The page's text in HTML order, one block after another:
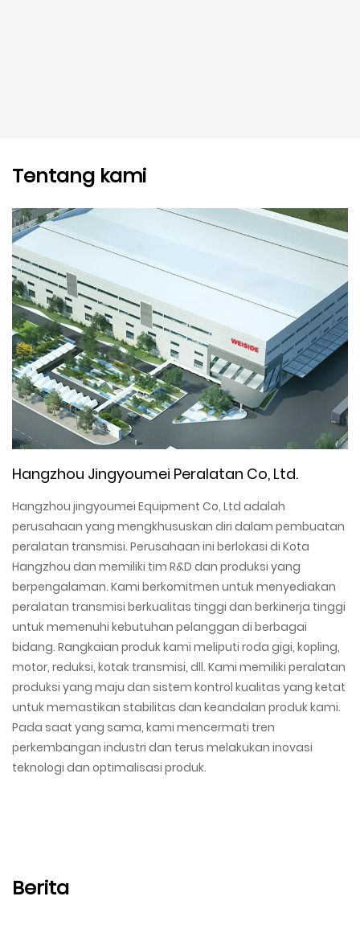
Tentang kami
Hangzhou Jingyoumei Peralatan Co, Ltd.
Hangzhou jingyoumei Equipment Co, Ltd adalah
perusahaan yang mengkhususkan diri dalam pembuatan
peralatan transmisi. Perusahaan ini berlokasi di Kota
Hangzhou dan memiliki tim R&D dan produksi yang
berpengalaman. Kami berkomitmen untuk menyediakan
peralatan transmisi berkualitas tinggi dan berkinerja tinggi
untuk memenuhi kebutuhan pelanggan di berbagai
bidang. Rangkaian produk kami meliputi roda gigi, kopling,
motor, reduksi, kotak transmisi, dll. Kami memiliki peralatan
produksi yang maju dan sistem kontrol kualitas yang ketat
untuk memastikan stabilitas dan keandalan produk kami.
Pada saat yang sama, kami mencermati tren
perkembangan industri dan terus melakukan inovasi
teknologi dan optimalisasi produk.
Berita